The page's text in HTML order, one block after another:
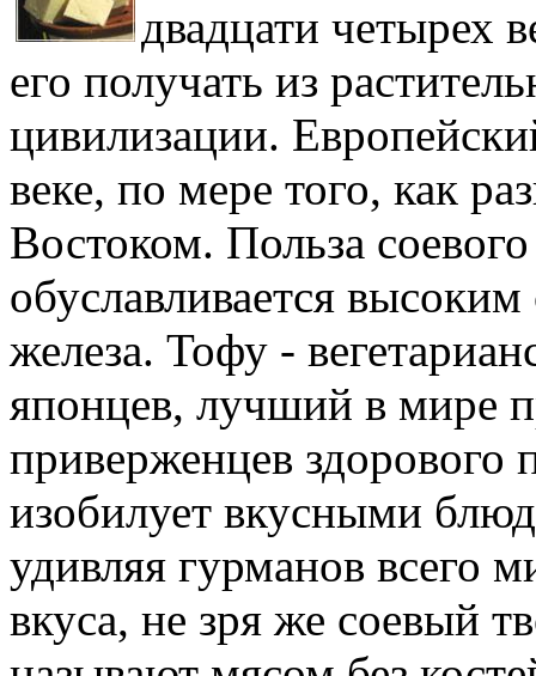
двадцати четырех
его получать из
цивилизации.
веке, по мере того, как
Востоком. Польза
обуславливается
железа. Тофу -
японцев, лучший в мире
приверженцев здорового
изобилует вкусными
удивляя гурманов всего
вкуса, не зря же соевый